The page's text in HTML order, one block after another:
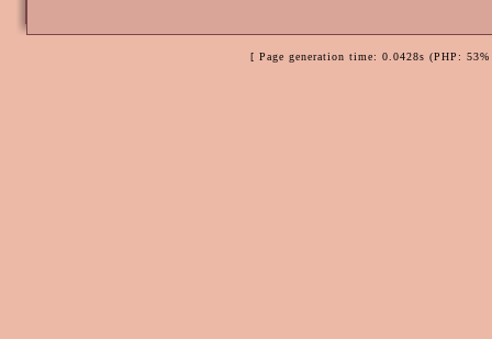
[ Page generation time: 0.0428s (PHP: